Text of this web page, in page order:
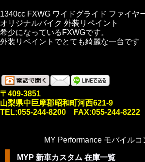
1340cc FXWG ワイドグライド ファイヤ
オリジナルバイク 外装リペイント
希少になっているFXWGです。
外装リペイントでとても綺麗な一台です
〒409-3851
山梨県中巨摩郡昭和町河西621-9
TEL:055-244-8200 FAX:055-244-8222
MY Performance モバイルコ
MYP 新車カスタム 在庫一覧